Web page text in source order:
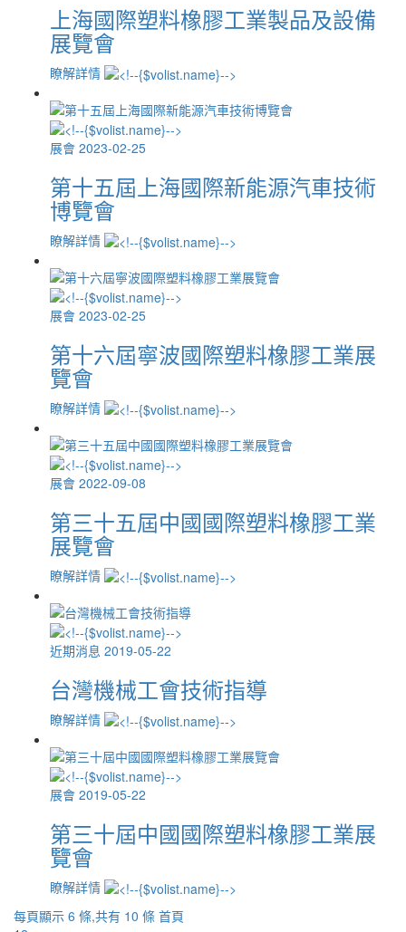
上海國際塑料橡膠工業製品及設備
展覽會
瞭解詳情
展會 2023-02-25
第十五屆上海國際新能源汽車技術
博覽會
瞭解詳情
展會 2023-02-25
第十六屆寧波國際塑料橡膠工業展
覽會
瞭解詳情
展會 2022-09-08
第三十五屆中國國際塑料橡膠工業
展覽會
瞭解詳情
近期消息 2019-05-22
台灣機械工會技術指導
瞭解詳情
展會 2019-05-22
第三十屆中國國際塑料橡膠工業展
覽會
瞭解詳情
每頁顯示 6 條,共有 10 條 首頁